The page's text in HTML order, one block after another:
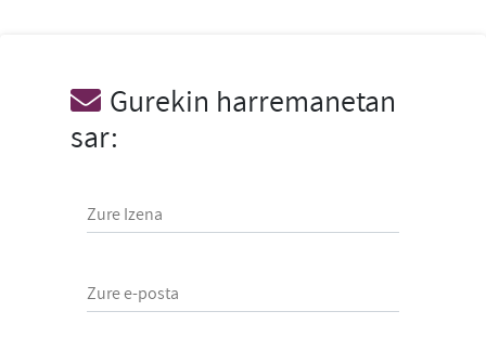
Gurekin harremanetan
sar:
Zure Izena
Zure e-posta